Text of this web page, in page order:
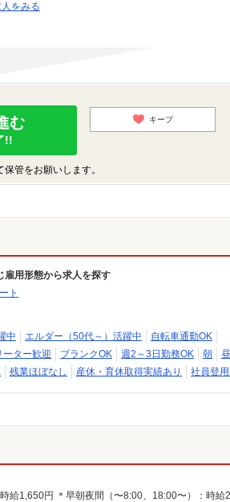
をみる
む
!!
キープ
管をお願いします。
雇用形態から求人を探す
ト
中 エルダー（50代～）活躍中
自転車通勤OK
ーター歓迎 ブランクOK 週2～3日勤務OK 朝 昼
残業ほぼなし 産休・育休取得実績あり 社員登用